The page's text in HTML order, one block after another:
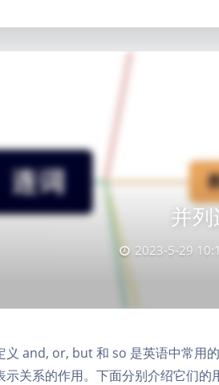
并
2023-5-29
义 and, or, but 和 so 是英语中常用
示关系的作用。下面分别介绍它们的